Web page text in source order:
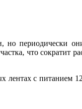
периодически
что сократит
лентах с